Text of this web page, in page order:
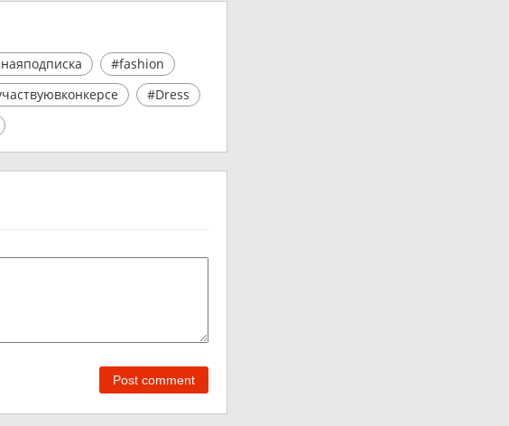
#fashion
#Dress
Post comment